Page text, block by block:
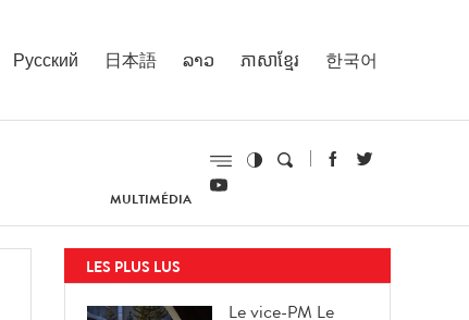
Русский 日本語 ລາວ ភាសាខ្មែរ 한국어
MULTIMÉDIA
LES PLUS LUS
Le vice-PM Le